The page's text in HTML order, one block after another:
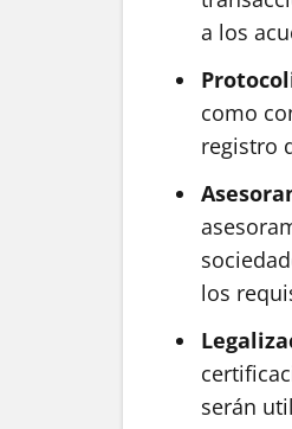
a los
como
registro
los
serán